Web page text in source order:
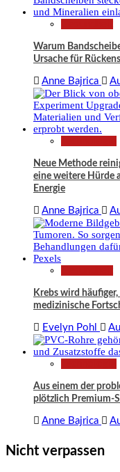
Warum
Ursache für
Anne Bajrica
Neue Methode
eine weitere Hürde
Energie
Anne Bajrica
Krebs wird
medizinische
Evelyn Pohl
Aus einem der
plötzlich Premium-
Anne Bajrica
Nicht verpassen